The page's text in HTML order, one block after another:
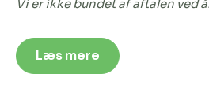
Vi er ikke bundet af aftalen ved
Læs mere